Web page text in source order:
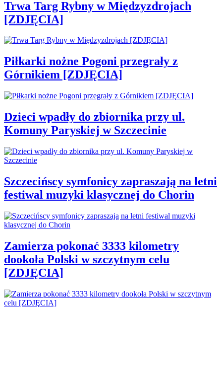
Trwa Targ Rybny w Międzyzdrojach
[ZDJĘCIA]
Piłkarki nożne Pogoni przegrały z
Górnikiem [ZDJĘCIA]
Dzieci wpadły do zbiornika przy ul.
Komuny Paryskiej w Szczecinie
Szczecińscy symfonicy zapraszają na letni
festiwal muzyki klasycznej do Chorin
Zamierza pokonać 3333 kilometry
dookoła Polski w szczytnym celu
[ZDJĘCIA]